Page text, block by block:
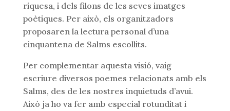
riquesa, i dels filons de les seves imatges
poètiques. Per això, els organitzadors
proposaren la lectura personal d’una
cinquantena de Salms escollits.
Per complementar aquesta visió, vaig
escriure diversos poemes relacionats amb els
Salms, des de les nostres inquietuds d’avui.
Això ja ho va fer amb especial rotunditat i